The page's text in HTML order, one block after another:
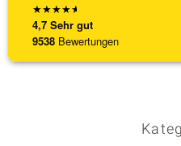
★★★★★
4,7 Sehr gut
9538 Bewertungen